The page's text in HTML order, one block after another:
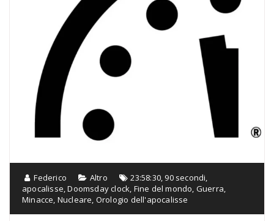
Federico Altro 23:58:30, 90 secondi,
apocalisse,Doomsday clock, Fine del mondo, Guerra,
Minacce, Nucleare, Orologio dell'apocalisse